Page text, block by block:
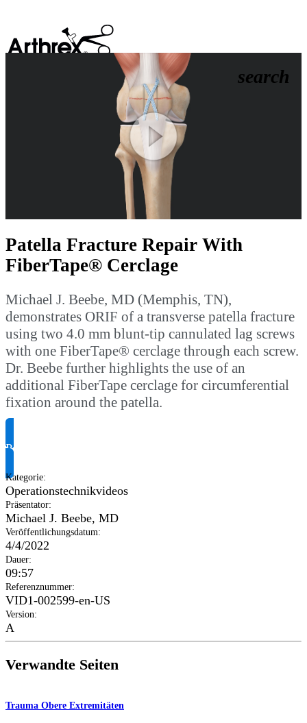
search
Play
Video
Patella Fracture Repair With
FiberTape® Cerclage
Michael J. Beebe, MD (Memphis, TN),
demonstrates ORIF of a transverse patella fracture
using two 4.0 mm blunt-tip cannulated lag screws
with one FiberTape® cerclage through each screw.
Dr. Beebe further highlights the use of an
additional FiberTape cerclage for circumferential
fixation around the patella.
Produktinformationen anfragen
Kategorie:
Operationstechnikvideos
Präsentator:
Michael J. Beebe, MD
Veröffentlichungsdatum:
4/4/2022
Dauer:
09:57
Referenznummer:
VID1-002599-en-US
Version:
A
Verwandte Seiten
Trauma Obere Extremitäten